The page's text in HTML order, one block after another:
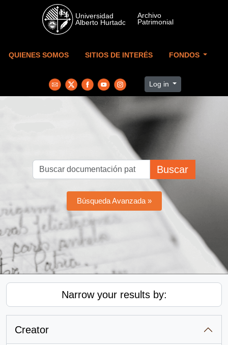
Skip to main content
QUIENES SOMOS SITIOS DE INTERÉS FONDOS
Log in
Buscar
Búsqueda Avanzada »
Narrow your results by:
Creator